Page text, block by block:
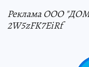
Реклама ООО
2W5zFK7EiRf